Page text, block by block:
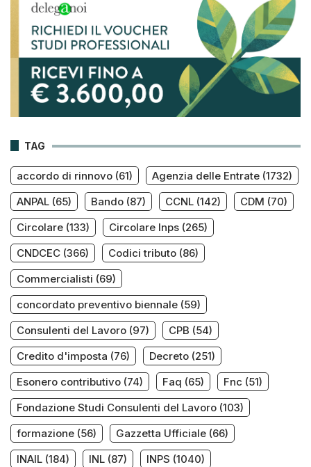
TAG
accordo di rinnovo (61) Agenzia delle Entrate (1732)
ANPAL (65) Bando (87) CCNL (142) CDM (70)
Circolare (133) Circolare Inps (265)
CNDCEC (366) Codici tributo (86)
Commercialisti (69)
concordato preventivo biennale (59)
Consulenti del Lavoro (97) CPB (54)
Credito d'imposta (76) Decreto (251)
Esonero contributivo (74) Faq (65) Fnc (51)
Fondazione Studi Consulenti del Lavoro (103)
formazione (56) Gazzetta Ufficiale (66)
INAIL (184) INL (87) INPS (1040)